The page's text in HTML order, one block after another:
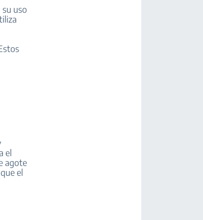
uso
el
agote
el